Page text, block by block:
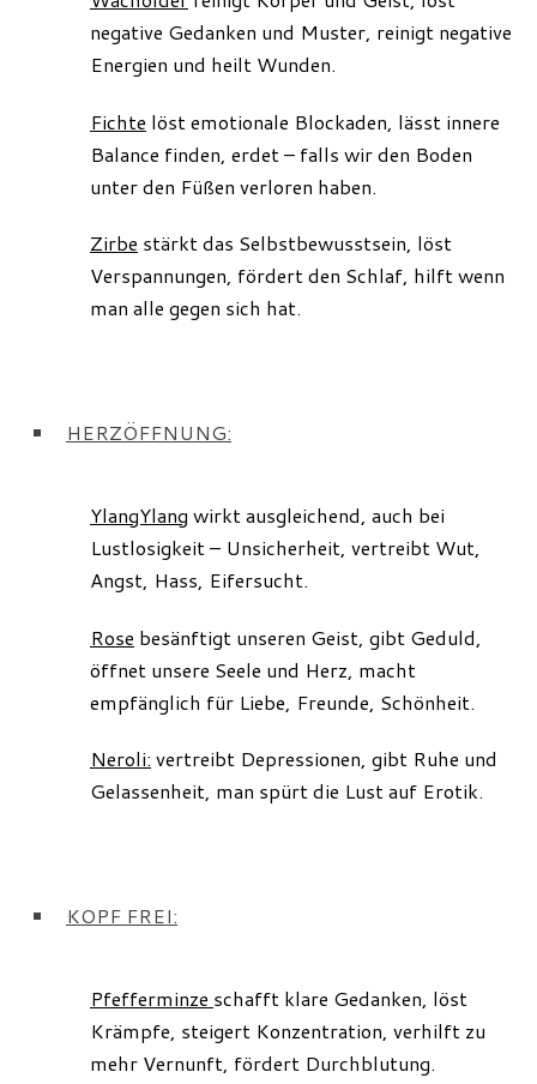
negative Gedanken und Muster, reinigt negative
Energien und heilt Wunden.
Fichte löst emotionale Blockaden, lässt innere
Balance finden, erdet – falls wir den Boden
unter den Füßen verloren haben.
Zirbe stärkt das Selbstbewusstsein, löst
Verspannungen, fördert den Schlaf, hilft wenn
man alle gegen sich hat.
HERZÖFFNUNG:
YlangYlang wirkt ausgleichend, auch bei
Lustlosigkeit – Unsicherheit, vertreibt Wut,
Angst, Hass, Eifersucht.
Rose besänftigt unseren Geist, gibt Geduld,
öffnet unsere Seele und Herz, macht
empfänglich für Liebe, Freunde, Schönheit.
Neroli: vertreibt Depressionen, gibt Ruhe und
Gelassenheit, man spürt die Lust auf Erotik.
KOPF FREI:
Pfefferminze schafft klare Gedanken, löst
Krämpfe, steigert Konzentration, verhilft zu
mehr Vernunft, fördert Durchblutung.